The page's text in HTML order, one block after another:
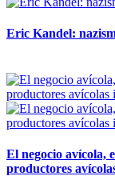
Eric Kandel:
El negocio avícola,
productores